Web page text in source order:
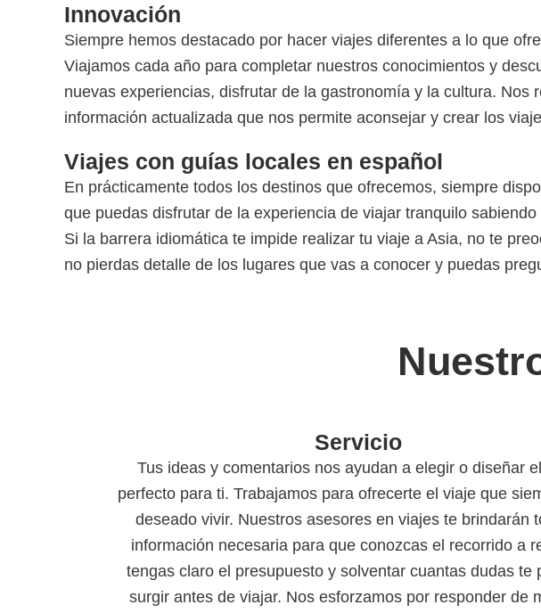
Innovación
Siempre hemos destacado por hacer viajes diferentes a lo que
Viajamos cada año para completar nuestros conocimientos y
nuevas experiencias, disfrutar de la gastronomía y la cultura.
información actualizada que nos permite aconsejar y crear los
Viajes con guías locales en español
En prácticamente todos los destinos que ofrecemos, siempre
que puedas disfrutar de la experiencia de viajar tranquilo
Si la barrera idiomática te impide realizar tu viaje a Asia, no te
no pierdas detalle de los lugares que vas a conocer y puedas
Servicio
Tus ideas y comentarios nos ayudan a elegir o diseñar
perfecto para ti. Trabajamos para ofrecerte el viaje que
deseado vivir. Nuestros asesores en viajes te brindarán
información necesaria para que conozcas el recorrido a
tengas claro el presupuesto y solventar cuantas dudas te
surgir antes de viajar. Nos esforzamos por responder de